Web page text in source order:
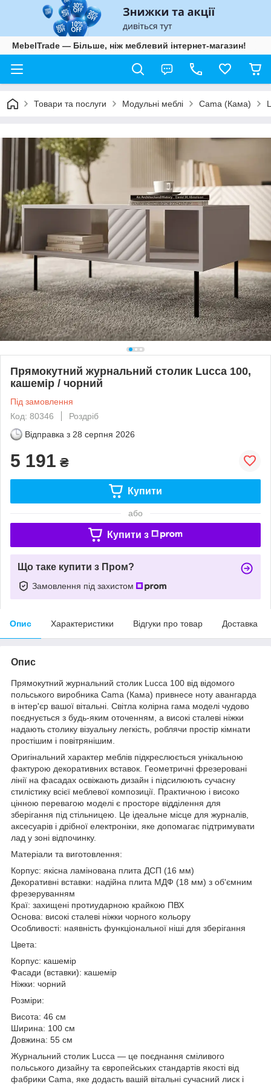
MebelTrade — Більше, ніж меблевий інтернет-магазин!
Товари та послуги Модульні меблі Cama (Кама)
Прямокутний журнальний столик Lucca 100,
кашемір / чорний
Під замовлення
Код: 80346
Роздріб
Відправка з 28 серпня 2026
5 191 ₴
Купити
або
Купити з
Що таке купити з Пром?
Замовлення під захистом
Опис Характеристики Відгуки про товар Доставка
Опис
Прямокутний журнальний столик Lucca 100 від відомого
польського виробника Cama (Кама) привнесе ноту авангарда
в інтер'єр вашої вітальні. Світла колірна гама моделі чудово
поєднується з будь-яким оточенням, а високі сталеві ніжки
надають столику візуальну легкість, роблячи простір кімнати
простішим і повітрянішим.
Оригінальний характер меблів підкреслюється унікальною
фактурою декоративних вставок. Геометричні фрезеровані
лінії на фасадах освіжають дизайн і підсилюють сучасну
стилістику всієї меблевої композиції. Практичною і високо
цінною перевагою моделі є просторе відділення для
зберігання під стільницею. Це ідеальне місце для журналів,
аксесуарів і дрібної електроніки, яке допомагає підтримувати
лад у зоні відпочинку.
Матеріали та виготовлення:
Корпус: якісна ламінована плита ДСП (16 мм)
Декоративні вставки: надійна плита МДФ (18 мм) з об'ємним
фрезеруванням
Краї: захищені протиударною крайкою ПВХ
Основа: високі сталеві ніжки чорного кольору
Особливості: наявність функціональної ніші для зберігання
Цвета:
Корпус: кашемір
Фасади (вставки): кашемір
Ніжки: чорний
Розміри:
Висота: 46 см
Ширина: 100 см
Довжина: 55 см
Журнальний столик Lucca — це поєднання сміливого
польського дизайну та європейських стандартів якості від
фабрики Cama, яке додасть вашій вітальні сучасний лиск і